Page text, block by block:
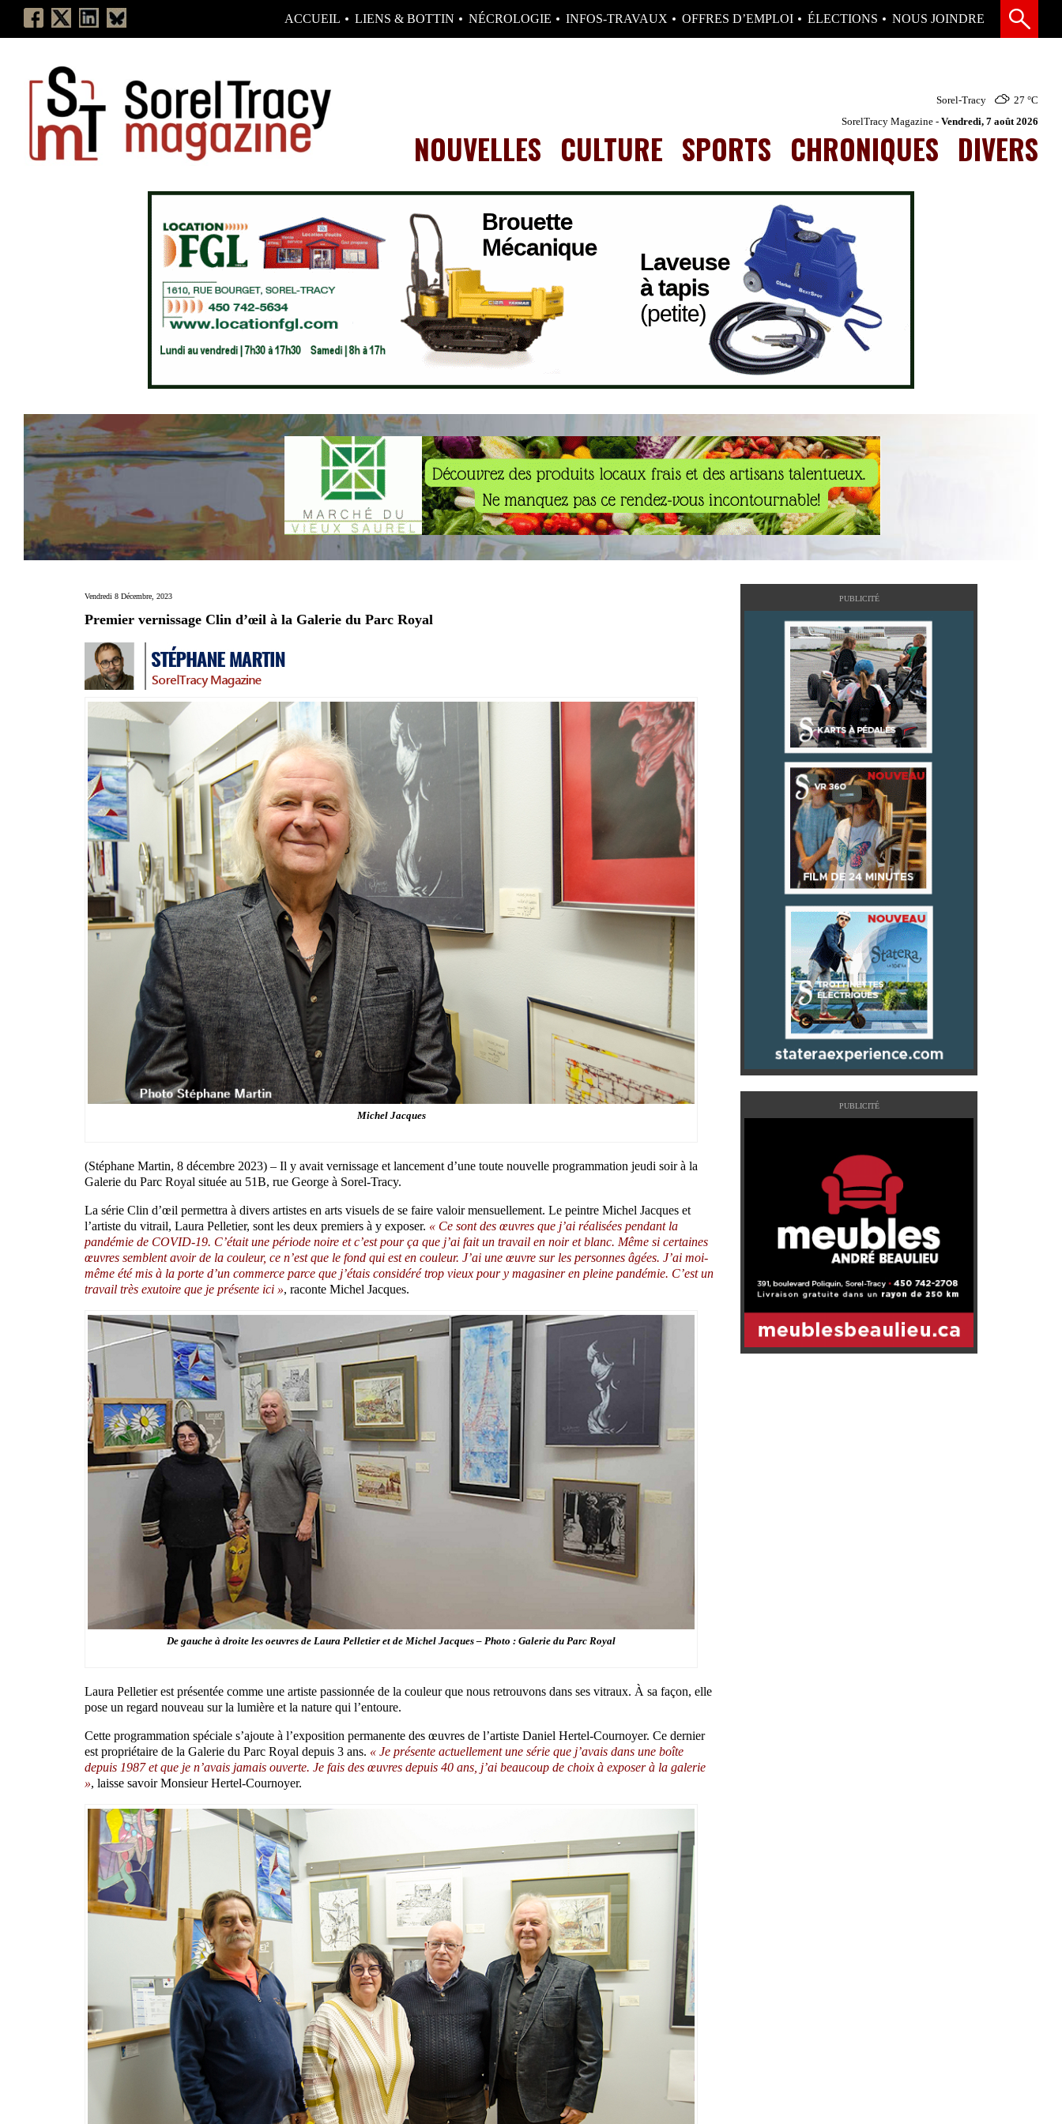
ACCUEIL LIENS & BOTTIN NÉCROLOGIE INFOS-TRAVAUX OFFRES D’EMPLOI ÉLECTIONS NOUS JOINDRE
Sorel-Tracy 27 °C
SorelTracy Magazine - Vendredi, 7 août 2026
NOUVELLES CULTURE SPORTS CHRONIQUES DIVERS
Vendredi 8 Décembre, 2023
Premier vernissage Clin d’œil à la Galerie du Parc Royal
Michel Jacques
(Stéphane Martin, 8 décembre 2023) – Il y avait vernissage et lancement d’une toute nouvelle programmation jeudi soir à la
Galerie du Parc Royal située au 51B, rue George à Sorel-Tracy.
La série Clin d’œil permettra à divers artistes en arts visuels de se faire valoir mensuellement. Le peintre Michel Jacques et
l’artiste du vitrail, Laura Pelletier, sont les deux premiers à y exposer. « Ce sont des œuvres que j’ai réalisées pendant la
pandémie de COVID-19. C’était une période noire et c’est pour ça que j’ai fait un travail en noir et blanc. Même si certaines
œuvres semblent avoir de la couleur, ce n’est que le fond qui est en couleur. J’ai une œuvre sur les personnes âgées. J’ai moi-
même été mis à la porte d’un commerce parce que j’étais considéré trop vieux pour y magasiner en pleine pandémie. C’est un
travail très exutoire que je présente ici », raconte Michel Jacques.
De gauche à droite les oeuvres de Laura Pelletier et de Michel Jacques – Photo : Galerie du Parc Royal
Laura Pelletier est présentée comme une artiste passionnée de la couleur que nous retrouvons dans ses vitraux. À sa façon, elle
pose un regard nouveau sur la lumière et la nature qui l’entoure.
Cette programmation spéciale s’ajoute à l’exposition permanente des œuvres de l’artiste Daniel Hertel-Cournoyer. Ce dernier
est propriétaire de la Galerie du Parc Royal depuis 3 ans. « Je présente actuellement une série que j’avais dans une boîte
depuis 1987 et que je n’avais jamais ouverte. Je fais des œuvres depuis 40 ans, j’ai beaucoup de choix à exposer à la galerie
», laisse savoir Monsieur Hertel-Cournoyer.
PUBLICITÉ
PUBLICITÉ